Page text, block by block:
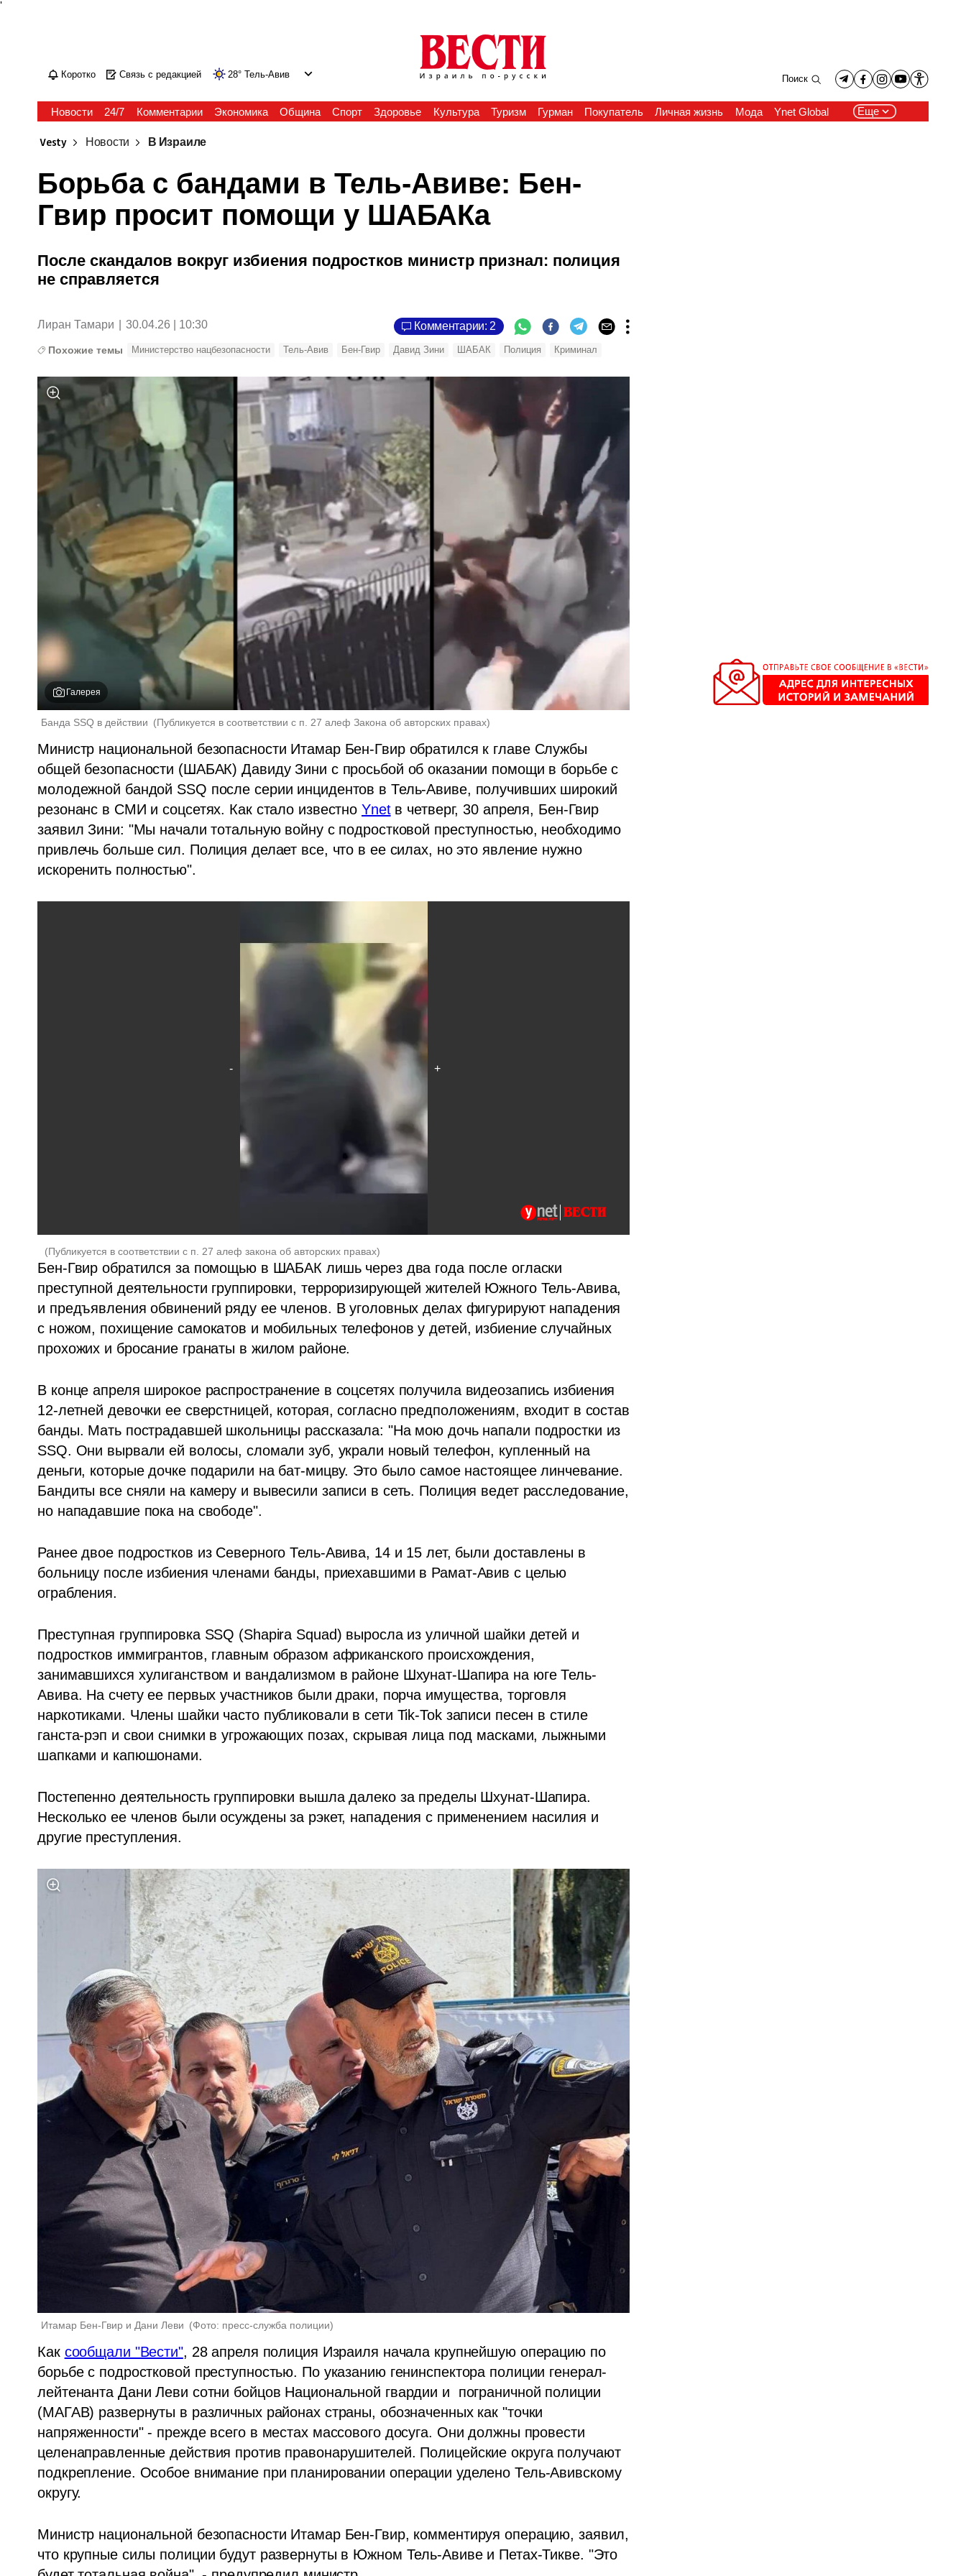
'
Коротко Связь с редакцией 28° Тель-Авив Поиск
Новости 24/7 Комментарии Экономика Община Спорт Здоровье Культура Туризм Гурман Покупатель Личная жизнь Мода Ynet Global Еще
Vesty Новости В Израиле
Борьба с бандами в Тель-Авиве: Бен-
Гвир просит помощи у ШАБАКа
После скандалов вокруг избиения подростков министр признал: полиция
не справляется
Лиран Тамари 30.04.26 | 10:30 Комментарии: 2
Похожие темы Министерство нацбезопасности Тель-Авив Бен-Гвир Давид Зини ШАБАК Полиция Криминал
Галерея
Банда SSQ в действии (Публикуется в соответствии с п. 27 алеф Закона об авторских правах)
Министр национальной безопасности Итамар Бен-Гвир обратился к главе Службы
общей безопасности (ШАБАК) Давиду Зини с просьбой об оказании помощи в борьбе с
молодежной бандой SSQ после серии инцидентов в Тель-Авиве, получивших широкий
резонанс в СМИ и соцсетях. Как стало известно Ynet в четверг, 30 апреля, Бен-Гвир
заявил Зини: "Мы начали тотальную войну с подростковой преступностью, необходимо
привлечь больше сил. Полиция делает все, что в ее силах, но это явление нужно
искоренить полностью".
(Публикуется в соответствии с п. 27 алеф закона об авторских правах)
Бен-Гвир обратился за помощью в ШАБАК лишь через два года после огласки
преступной деятельности группировки, терроризирующей жителей Южного Тель-Авива,
и предъявления обвинений ряду ее членов. В уголовных делах фигурируют нападения
с ножом, похищение самокатов и мобильных телефонов у детей, избиение случайных
прохожих и бросание гранаты в жилом районе.
В конце апреля широкое распространение в соцсетях получила видеозапись избиения
12-летней девочки ее сверстницей, которая, согласно предположениям, входит в состав
банды. Мать пострадавшей школьницы рассказала: "На мою дочь напали подростки из
SSQ. Они вырвали ей волосы, сломали зуб, украли новый телефон, купленный на
деньги, которые дочке подарили на бат-мицву. Это было самое настоящее линчевание.
Бандиты все сняли на камеру и вывесили записи в сеть. Полиция ведет расследование,
но нападавшие пока на свободе".
Ранее двое подростков из Северного Тель-Авива, 14 и 15 лет, были доставлены в
больницу после избиения членами банды, приехавшими в Рамат-Авив с целью
ограбления.
Преступная группировка SSQ (Shapira Squad) выросла из уличной шайки детей и
подростков иммигрантов, главным образом африканского происхождения,
занимавшихся хулиганством и вандализмом в районе Шхунат-Шапира на юге Тель-
Авива. На счету ее первых участников были драки, порча имущества, торговля
наркотиками. Члены шайки часто публиковали в сети Tik-Tok записи песен в стиле
ганста-рэп и свои снимки в угрожающих позах, скрывая лица под масками, лыжными
шапками и капюшонами.
Постепенно деятельность группировки вышла далеко за пределы Шхунат-Шапира.
Несколько ее членов были осуждены за рэкет, нападения с применением насилия и
другие преступления.
Итамар Бен-Гвир и Дани Леви (Фото: пресс-служба полиции)
Как сообщали "Вести", 28 апреля полиция Израиля начала крупнейшую операцию по
борьбе с подростковой преступностью. По указанию генинспектора полиции генерал-
лейтенанта Дани Леви сотни бойцов Национальной гвардии и  пограничной полиции
(МАГАВ) развернуты в различных районах страны, обозначенных как "точки
напряженности" - прежде всего в местах массового досуга. Они должны провести
целенаправленные действия против правонарушителей. Полицейские округа получают
подкрепление. Особое внимание при планировании операции уделено Тель-Авивскому
округу.
Министр национальной безопасности Итамар Бен-Гвир, комментируя операцию, заявил,
что крупные силы полиции будут развернуты в Южном Тель-Авиве и Петах-Тикве. "Это